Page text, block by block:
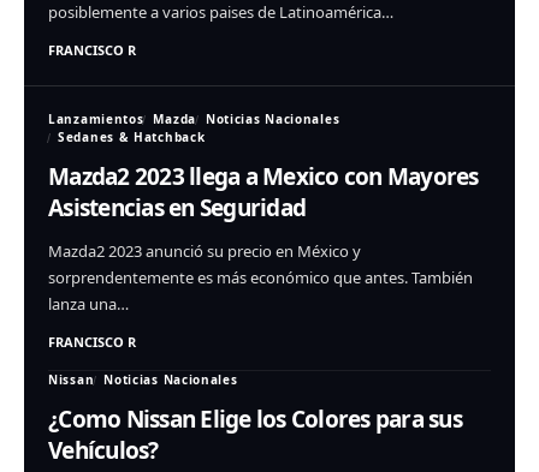
posiblemente a varios paises de Latinoamérica…
FRANCISCO R
Lanzamientos Mazda
Noticias Nacionales
Sedanes & Hatchback
Mazda2 2023 llega a Mexico con Mayores
Asistencias en Seguridad
Mazda2 2023 anunció su precio en México y
sorprendentemente es más económico que antes. También
lanza una…
FRANCISCO R
Nissan Noticias Nacionales
¿Como Nissan Elige los Colores para sus
Vehículos?